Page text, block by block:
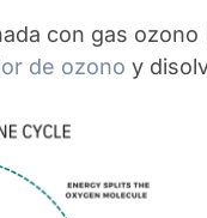
con gas
de ozono y